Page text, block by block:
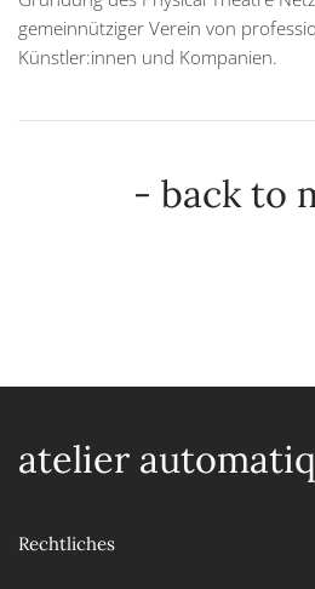
gemeinnütziger Verein von
Künstler:innen und Kompanien.
- back to
atelier
Rechtliches